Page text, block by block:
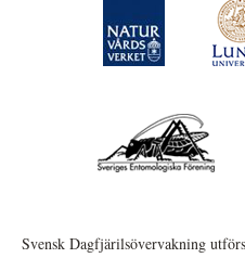
Svensk Dagfjärilsövervakning